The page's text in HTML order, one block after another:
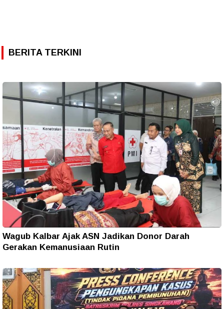
BERITA TERKINI
Wagub Kalbar Ajak ASN Jadikan Donor Darah
Gerakan Kemanusiaan Rutin